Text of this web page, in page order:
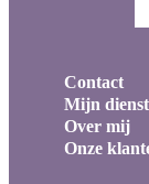
Contact
Mijn
Over mij
Onze